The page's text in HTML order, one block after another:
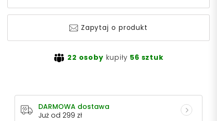
Zapytaj o produkt
22 osoby kupiły 56 sztuk
DARMOWA dostawa
Już od 299 zł